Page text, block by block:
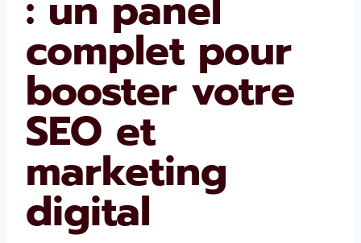
complet pour
booster votre
SEO et
marketing
digital